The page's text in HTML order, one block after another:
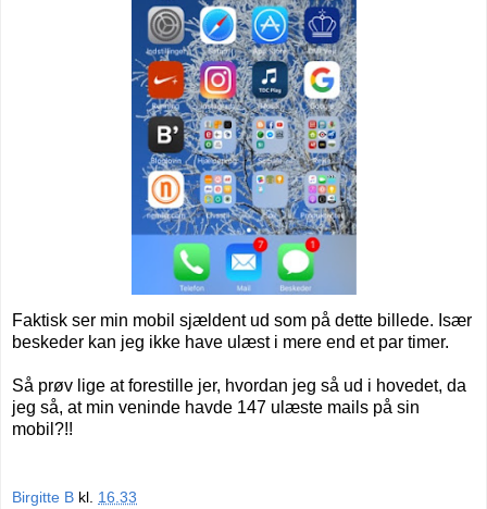
Faktisk ser min mobil sjældent ud som på dette billede. Især
beskeder kan jeg ikke have ulæst i mere end et par timer.
Så prøv lige at forestille jer, hvordan jeg så ud i hovedet, da
jeg så, at min veninde havde 147 ulæste mails på sin
mobil?!!
Birgitte B kl. 16.33